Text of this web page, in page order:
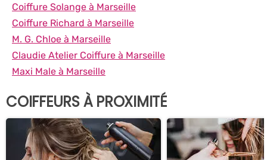
Coiffure Solange à Marseille
Coiffure Richard à Marseille
M. G. Chloe à Marseille
Claudie Atelier Coiffure à Marseille
Maxi Male à Marseille
COIFFEURS À PROXIMITÉ